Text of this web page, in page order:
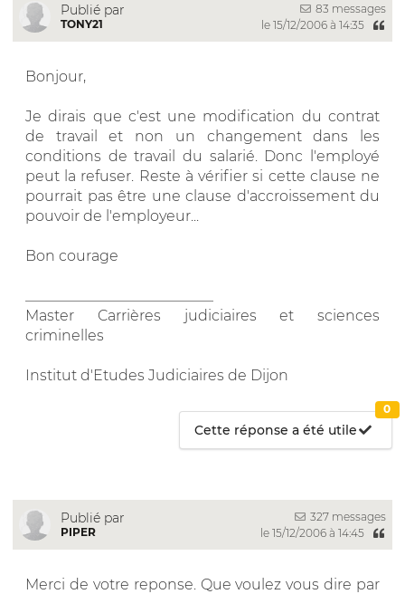
Publié par
TONY21
83 messages
le 15/12/2006 à 14:35
Bonjour,
Je dirais que c'est une modification du contrat
de travail et non un changement dans les
conditions de travail du salarié. Donc l'employé
peut la refuser. Reste à vérifier si cette clause ne
pourrait pas être une clause d'accroissement du
pouvoir de l'employeur...
Bon courage
Master Carrières judiciaires et sciences
criminelles
Institut d'Etudes Judiciaires de Dijon
Cette réponse a été utile
0
Publié par
PIPER
327 messages
le 15/12/2006 à 14:45
Merci de votre reponse. Que voulez vous dire par